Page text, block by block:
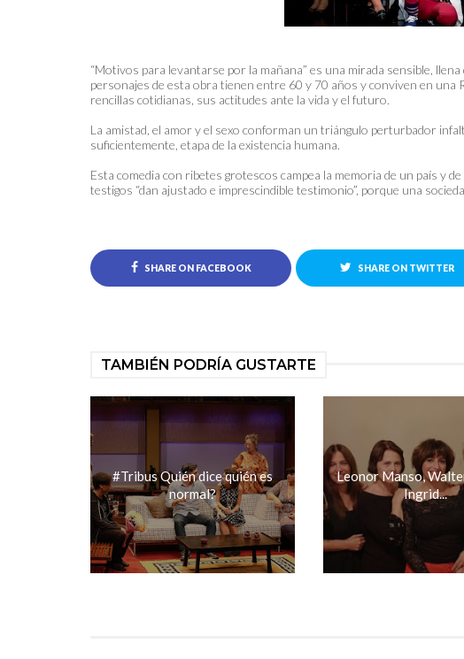
“Motivos para levantarse por la mañana” es una mirada sensible,
personajes de esta obra tienen entre 60 y 70 años y conviven en
rencillas cotidianas, sus actitudes ante la vida y el futuro.
La amistad, el amor y el sexo conforman un triángulo perturbador
suficientemente, etapa de la existencia humana.
Esta comedia con ribetes grotescos campea la memoria de un país y
testigos “dan ajustado e imprescindible testimonio”, porque una
SHARE ON FACEBOOK SHARE ON TWITTER
TAMBIÉN PODRÍA GUSTARTE
#Tribus Quién dice quién es
normal?
Leonor Manso,
Ingrid...